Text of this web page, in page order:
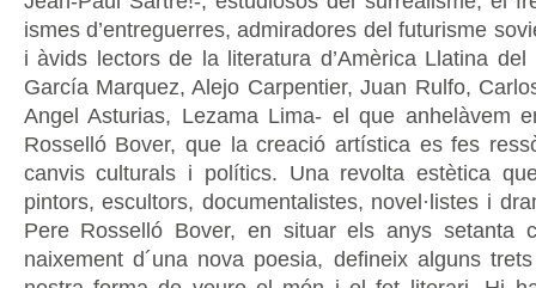
ismes d’entreguerres, admiradores del futurisme
i àvids lectors de la literatura d’Amèrica Llatina del
García Marquez, Alejo Carpentier, Juan Rulfo,
Angel Asturias, Lezama Lima- el que anhelàvem
Rosselló Bover, que la creació artística es fes
canvis culturals i polítics. Una revolta estètica
pintors, escultors, documentalistes, novel·listes i
Pere Rosselló Bover, en situar els anys setanta
naixement d´una nova poesia, defineix alguns